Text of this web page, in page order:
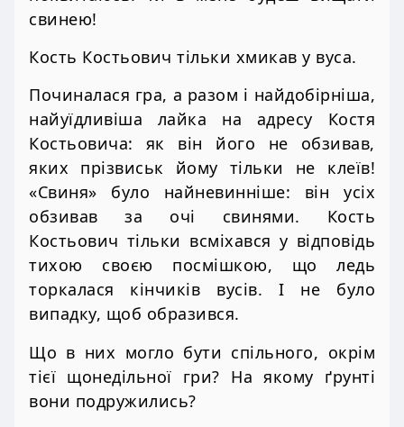
свинею!
Кость Костьович тільки хмикав у вуса.
Починалася гра, а разом і найдобірніша,
найуїдливіша лайка на адресу Костя
Костьовича: як він його не обзивав,
яких прізвиськ йому тільки не клеїв!
«Свиня» було найневинніше: він усіх
обзивав за очі свинями. Кость
Костьович тільки всміхався у відповідь
тихою своєю посмішкою, що ледь
торкалася кінчиків вусів. І не було
випадку, щоб образився.
Що в них могло бути спільного, окрім
тієї щонедільної гри? На якому ґрунті
вони подружились?